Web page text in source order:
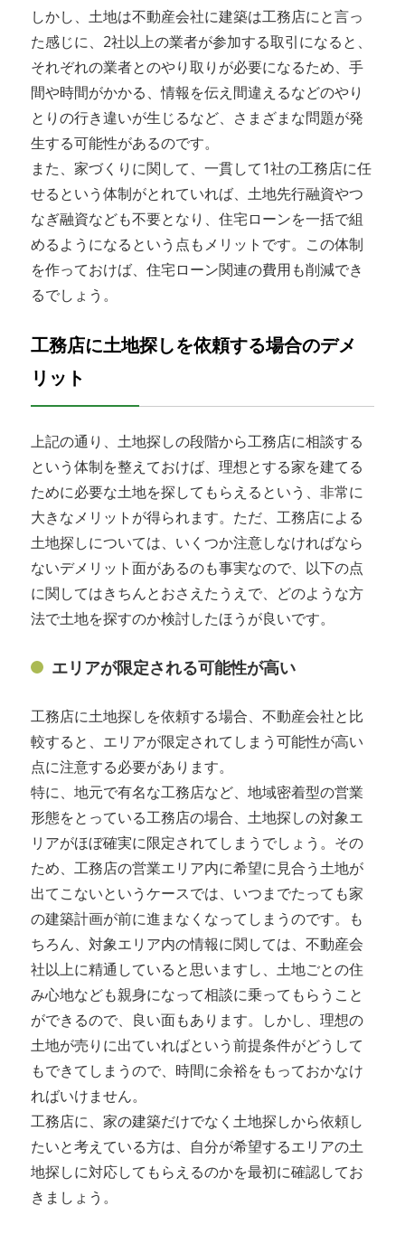
しかし、土地は不動産会社に建築は工務店にと言っ
た感じに、2社以上の業者が参加する取引になると、
それぞれの業者とのやり取りが必要になるため、手
間や時間がかかる、情報を伝え間違えるなどのやり
とりの行き違いが生じるなど、さまざまな問題が発
生する可能性があるのです。
また、家づくりに関して、一貫して1社の工務店に任
せるという体制がとれていれば、土地先行融資やつ
なぎ融資なども不要となり、住宅ローンを一括で組
めるようになるという点もメリットです。この体制
を作っておけば、住宅ローン関連の費用も削減でき
るでしょう。
工務店に土地探しを依頼する場合のデメ
リット
上記の通り、土地探しの段階から工務店に相談する
という体制を整えておけば、理想とする家を建てる
ために必要な土地を探してもらえるという、非常に
大きなメリットが得られます。ただ、工務店による
土地探しについては、いくつか注意しなければなら
ないデメリット面があるのも事実なので、以下の点
に関してはきちんとおさえたうえで、どのような方
法で土地を探すのか検討したほうが良いです。
エリアが限定される可能性が高い
工務店に土地探しを依頼する場合、不動産会社と比
較すると、エリアが限定されてしまう可能性が高い
点に注意する必要があります。
特に、地元で有名な工務店など、地域密着型の営業
形態をとっている工務店の場合、土地探しの対象エ
リアがほぼ確実に限定されてしまうでしょう。その
ため、工務店の営業エリア内に希望に見合う土地が
出てこないというケースでは、いつまでたっても家
の建築計画が前に進まなくなってしまうのです。も
ちろん、対象エリア内の情報に関しては、不動産会
社以上に精通していると思いますし、土地ごとの住
み心地なども親身になって相談に乗ってもらうこと
ができるので、良い面もあります。しかし、理想の
土地が売りに出ていればという前提条件がどうして
もできてしまうので、時間に余裕をもっておかなけ
ればいけません。
工務店に、家の建築だけでなく土地探しから依頼し
たいと考えている方は、自分が希望するエリアの土
地探しに対応してもらえるのかを最初に確認してお
きましょう。